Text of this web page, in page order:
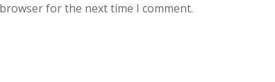
for the next time I comment.